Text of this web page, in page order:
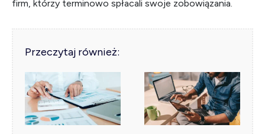
firm, którzy terminowo spłacali swoje zobowiązania.
Przeczytaj również: